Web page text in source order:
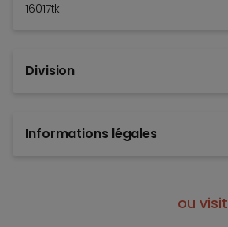
16017tk
Division
Informations légales
ou